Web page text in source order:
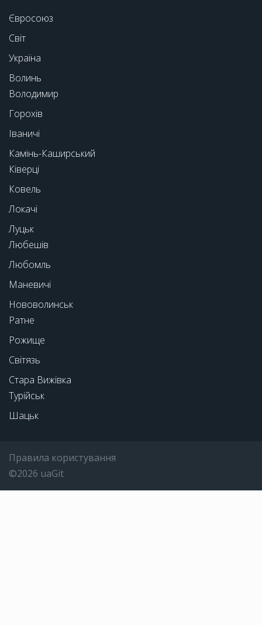
Євросоюз
Світ
Україна
Волинь
Володимир
Горохів
Іваничі
Камінь-Каширський
Ківерці
Ковель
Локачі
Луцьк
Любешів
Любомль
Маневичі
Нововолинськ
Ратне
Рожище
Світязь
Стара Вижівка
Турійськ
Шацьк
Правила користування
©2026 uaGit